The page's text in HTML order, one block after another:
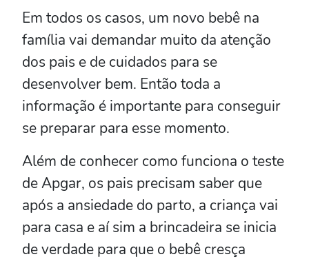
Em todos os casos, um novo bebê na
família vai demandar muito da atenção
dos pais e de cuidados para se
desenvolver bem. Então toda a
informação é importante para conseguir
se preparar para esse momento.
Além de conhecer como funciona o teste
de Apgar, os pais precisam saber que
após a ansiedade do parto, a criança vai
para casa e aí sim a brincadeira se inicia
de verdade para que o bebê cresça